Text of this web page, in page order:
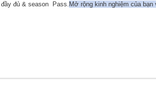
đủ & season Pass. Mở rộng kinh nghiệm của